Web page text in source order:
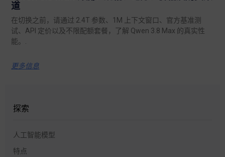
道
在切换之前，请通过 2.4T 参数、1M 上下文窗口、官方基准测
试、API 定价以及不限配额套餐，了解 Qwen 3.8 Max 的真实性
能。.
更多信息
探索
人工智能模型
特点